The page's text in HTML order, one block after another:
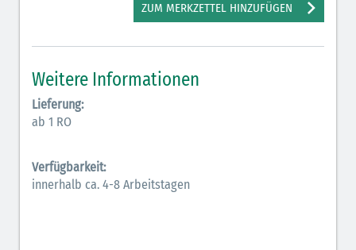
Antikonvulsiva (grau-lila)
Antiarrhythmika (rot-blau)
Elektrolyte (grün-pink)
Elektrolyte NaCl (grün)
ZUM MERKZETTEL HINZUFÜGEN
Weitere Informationen
Lieferung:
ab 1 RO
Verfügbarkeit:
innerhalb ca. 4-8 Arbeitstagen